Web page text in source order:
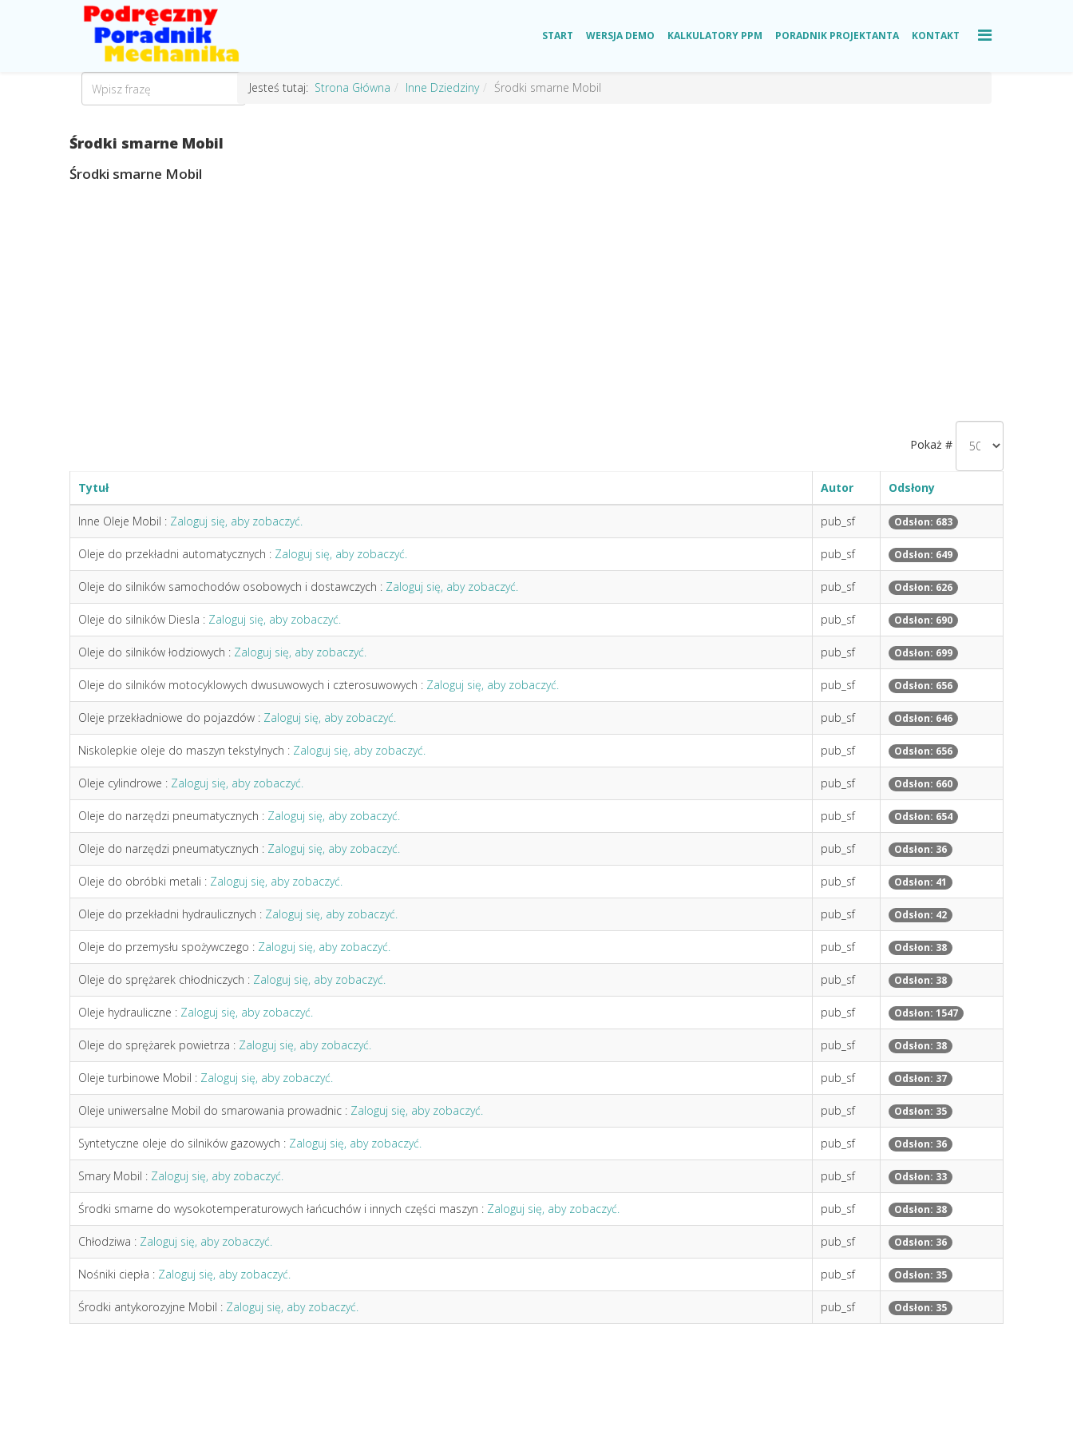
START WERSJA DEMO KALKULATORY PPM PORADNIK PROJEKTANTA KONTAKT
Jesteś tutaj: Strona Główna Inne Dziedziny Środki smarne Mobil
Środki smarne Mobil
Środki smarne Mobil
Pokaż #
Tytuł Autor Odsłony
Inne Oleje Mobil : Zaloguj się, aby zobaczyć. pub_sf Odsłon: 683
Oleje do przekładni automatycznych : Zaloguj się, aby zobaczyć. pub_sf Odsłon: 649
Oleje do silników samochodów osobowych i dostawczych : Zaloguj się, aby zobaczyć. pub_sf Odsłon: 626
Oleje do silników Diesla : Zaloguj się, aby zobaczyć. pub_sf Odsłon: 690
Oleje do silników łodziowych : Zaloguj się, aby zobaczyć. pub_sf Odsłon: 699
Oleje do silników motocyklowych dwusuwowych i czterosuwowych : Zaloguj się, aby zobaczyć. pub_sf Odsłon: 656
Oleje przekładniowe do pojazdów : Zaloguj się, aby zobaczyć. pub_sf Odsłon: 646
Niskolepkie oleje do maszyn tekstylnych : Zaloguj się, aby zobaczyć. pub_sf Odsłon: 656
Oleje cylindrowe : Zaloguj się, aby zobaczyć. pub_sf Odsłon: 660
Oleje do narzędzi pneumatycznych : Zaloguj się, aby zobaczyć. pub_sf Odsłon: 654
Oleje do narzędzi pneumatycznych : Zaloguj się, aby zobaczyć. pub_sf Odsłon: 36
Oleje do obróbki metali : Zaloguj się, aby zobaczyć. pub_sf Odsłon: 41
Oleje do przekładni hydraulicznych : Zaloguj się, aby zobaczyć. pub_sf Odsłon: 42
Oleje do przemysłu spożywczego : Zaloguj się, aby zobaczyć. pub_sf Odsłon: 38
Oleje do sprężarek chłodniczych : Zaloguj się, aby zobaczyć. pub_sf Odsłon: 38
Oleje hydrauliczne : Zaloguj się, aby zobaczyć. pub_sf Odsłon: 1547
Oleje do sprężarek powietrza : Zaloguj się, aby zobaczyć. pub_sf Odsłon: 38
Oleje turbinowe Mobil : Zaloguj się, aby zobaczyć. pub_sf Odsłon: 37
Oleje uniwersalne Mobil do smarowania prowadnic : Zaloguj się, aby zobaczyć. pub_sf Odsłon: 35
Syntetyczne oleje do silników gazowych : Zaloguj się, aby zobaczyć. pub_sf Odsłon: 36
Smary Mobil : Zaloguj się, aby zobaczyć. pub_sf Odsłon: 33
Środki smarne do wysokotemperaturowych łańcuchów i innych części maszyn : Zaloguj się, aby zobaczyć. pub_sf Odsłon: 38
Chłodziwa : Zaloguj się, aby zobaczyć. pub_sf Odsłon: 36
Nośniki ciepła : Zaloguj się, aby zobaczyć. pub_sf Odsłon: 35
Środki antykorozyjne Mobil : Zaloguj się, aby zobaczyć. pub_sf Odsłon: 35